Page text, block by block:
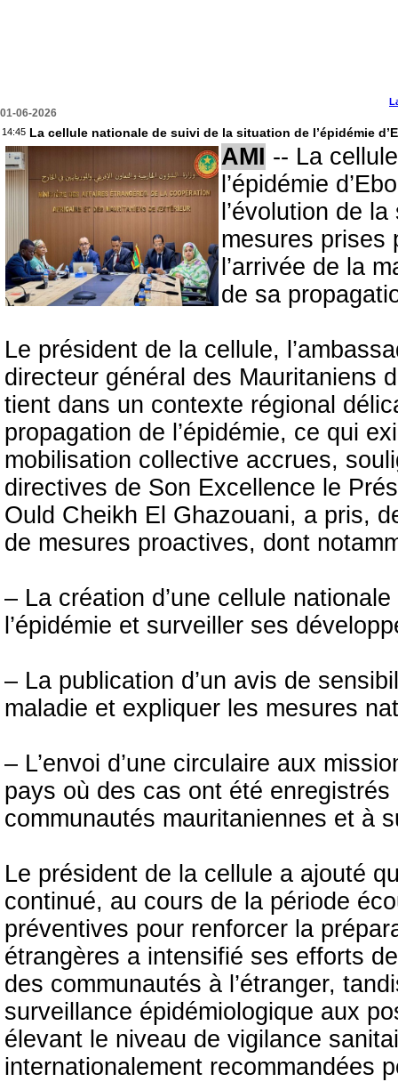
01-06-2026
14:45 La cellule nationale de suivi de la situation de l’épidémie
AMI -- La
l’épidémie
l’évolution de
mesures prises
l’arrivée de la
de sa
Le président de la cellule,
directeur général des Mauritaniens
tient dans un contexte régional
propagation de l’épidémie, ce qui
mobilisation collective accrues,
directives de Son Excellence le
Ould Cheikh El Ghazouani, a pris,
de mesures proactives, dont
– La création d’une cellule
l’épidémie et surveiller ses
– La publication d’un avis de
maladie et expliquer les mesures
– L’envoi d’une circulaire aux
pays où des cas ont été
communautés mauritaniennes et à
Le président de la cellule a ajouté
continué, au cours de la période
préventives pour renforcer la
étrangères a intensifié ses efforts
des communautés à l’étranger,
surveillance épidémiologique aux
élevant le niveau de vigilance
internationalement recommandées